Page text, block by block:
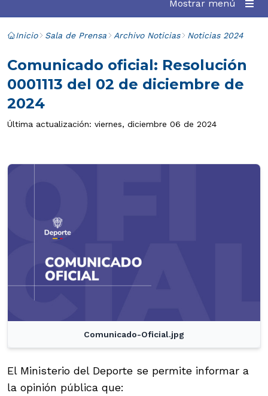
Mostrar menú
Inicio Sala de Prensa Archivo Noticias Noticias 2024
Comunicado oficial: Resolución
0001113 del 02 de diciembre de
2024
Última actualización: viernes, diciembre 06 de 2024
Comunicado-Oficial.jpg
El Ministerio del Deporte se permite informar a
la opinión pública que: